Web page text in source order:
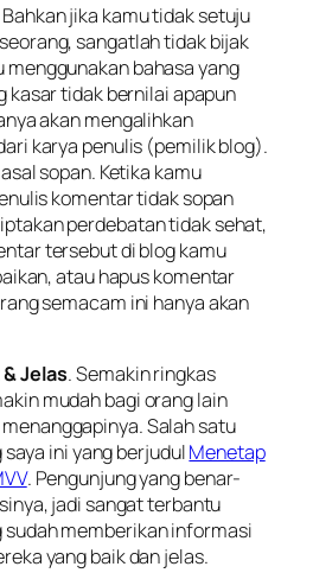
Bahkan jika kamu tidak setuju
sangatlah tidak bijak
bahasa yang
kasar tidak bernilai apapun
akan mengalihkan
karya penulis (pemilik blog).
sopan. Ketika kamu
komentar tidak sopan
perdebatan tidak sehat,
tersebut di blog kamu
atau hapus komentar
semacam ini hanya akan
Jelas. Semakin ringkas
mudah bagi orang lain
Salah satu
ini yang berjudulMenetap
. Pengunjung yang benar-
jadi sangat terbantu
sudah memberikan informasi
yang baik dan jelas.